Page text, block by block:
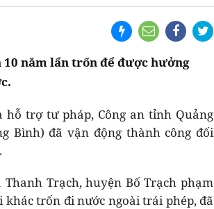
năm lẩn trốn để được hưởng
hỗ trợ tư pháp, Công an tỉnh Quảng
Bình) đã vận động thành công đối
Trạch, huyện Bố Trạch phạm
trốn đi nước ngoài trái phép, đã